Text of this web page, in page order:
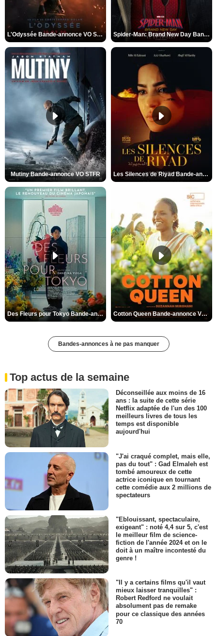
L'Odyssée Bande-annonce VO STFR Spider-Man: Brand New Day Bande-annonce VO STFR
Mutiny Bande-annonce VO STFR Les Silences de Riyad Bande-annonce VO STFR
Des Fleurs pour Tokyo Bande-annonce VO STFR Cotton Queen Bande-annonce VO STFR
Bandes-annonces à ne pas manquer
Top actus de la semaine
Déconseillée aux moins de 16
ans : la suite de cette série
Netflix adaptée de l'un des 100
meilleurs livres de tous les
temps est disponible
aujourd'hui
"J'ai craqué complet, mais elle,
pas du tout" : Gad Elmaleh est
tombé amoureux de cette
actrice iconique en tournant
cette comédie aux 2 millions de
spectateurs
"Eblouissant, spectaculaire,
exigeant" : noté 4,4 sur 5, c'est
le meilleur film de science-
fiction de l'année 2024 et on le
doit à un maître incontesté du
genre !
"Il y a certains films qu'il vaut
mieux laisser tranquilles" :
Robert Redford ne voulait
absolument pas de remake
pour ce classique des années
70